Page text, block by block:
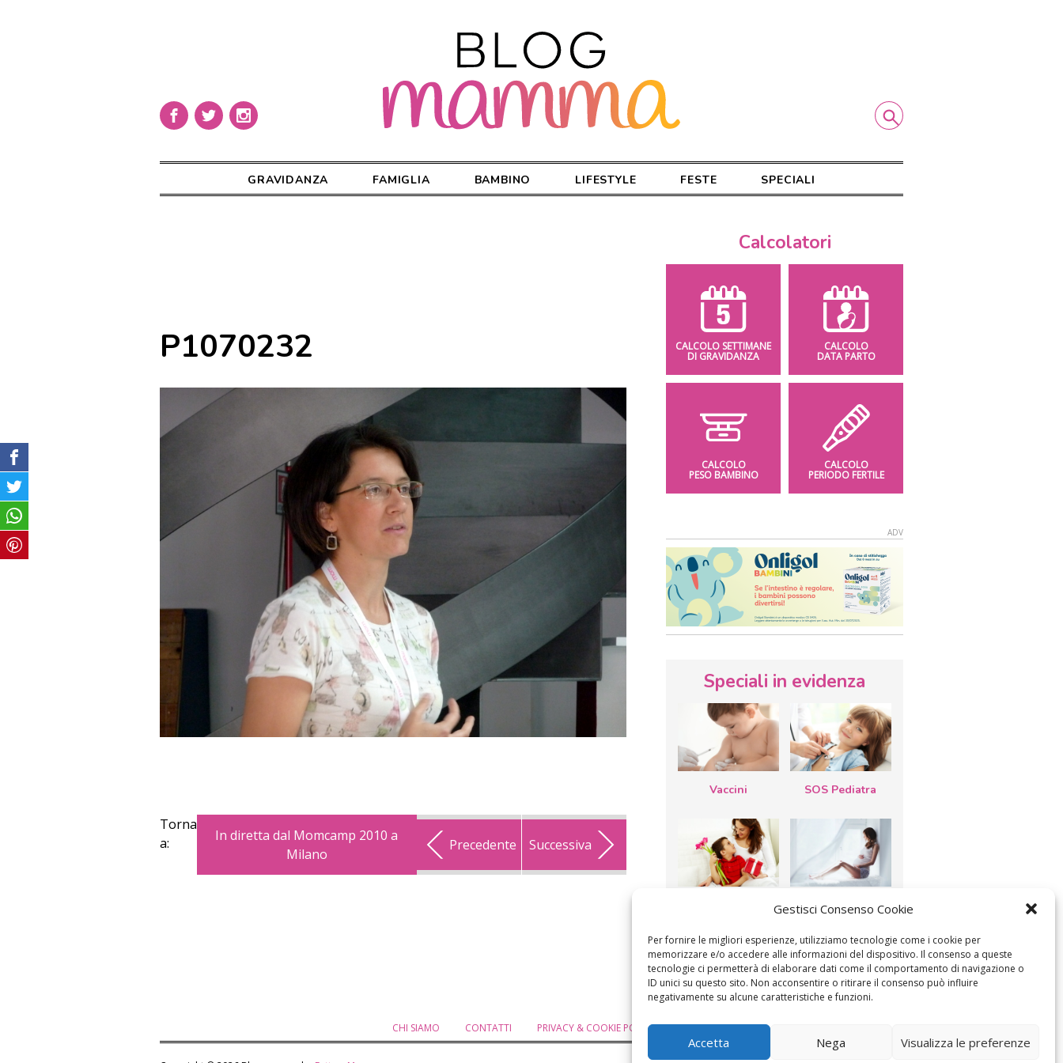
Gestisci Consenso Cookie
Per fornire le migliori esperienze, utilizziamo tecnologie come i cookie per
memorizzare e/o accedere alle informazioni del dispositivo. Il consenso a queste
tecnologie ci permetterà di elaborare dati come il comportamento di navigazione o
ID unici su questo sito. Non acconsentire o ritirare il consenso può influire
negativamente su alcune caratteristiche e funzioni.
Accetta Nega Visualizza le preferenze
GRAVIDANZA FAMIGLIA BAMBINO LIFESTYLE FESTE SPECIALI
P1070232
Torna
a:
In diretta dal Momcamp 2010 a
Milano
Precedente Successiva
Calcolatori
CALCOLO SETTIMANE
DI GRAVIDANZA
CALCOLO
DATA PARTO
CALCOLO
PESO BAMBINO
CALCOLO
PERIODO FERTILE
Speciali in evidenza
Vaccini SOS Pediatra
mamma: lavoretti,
filastrocche
Le settimane di
gravidanza
CHI SIAMO CONTATTI PRIVACY & COOKIE POLICY MODIFICA IL CONSENSO